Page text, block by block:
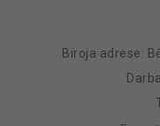
Biroja adrese: